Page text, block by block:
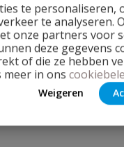
te personaliseren,
te analyseren.
onze partners voor
deze gegevens
of die ze hebben
meer in ons
Weigeren